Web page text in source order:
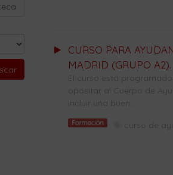
CURSO PARA
MADRID (GRUPO
El curso está
opositar al Cuerpo de
incluir una buen...
Formación curso de